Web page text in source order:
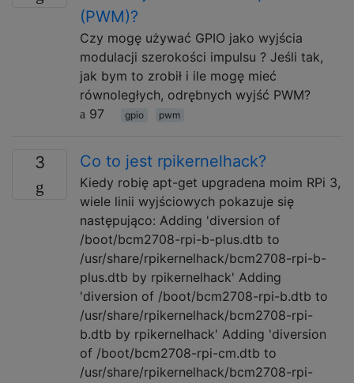
(PWM)?
Czy mogę używać GPIO jako wyjścia
modulacji szerokości impulsu ? Jeśli tak,
jak bym to zrobił i ile mogę mieć
równoległych, odrębnych wyjść PWM?
97
gpio pwm
3 Co to jest rpikernelhack?
Kiedy robię apt-get upgradena moim RPi 3,
wiele linii wyjściowych pokazuje się
następująco: Adding 'diversion of
/boot/bcm2708-rpi-b-plus.dtb to
/usr/share/rpikernelhack/bcm2708-rpi-b-
plus.dtb by rpikernelhack' Adding
'diversion of /boot/bcm2708-rpi-b.dtb to
/usr/share/rpikernelhack/bcm2708-rpi-
b.dtb by rpikernelhack' Adding 'diversion
of /boot/bcm2708-rpi-cm.dtb to
/usr/share/rpikernelhack/bcm2708-rpi-